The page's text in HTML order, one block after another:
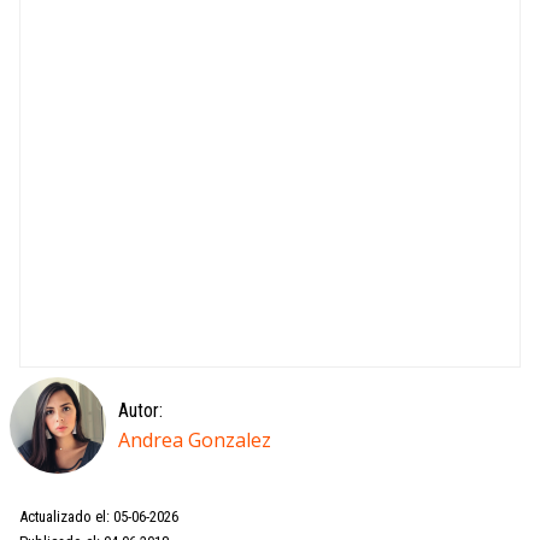
Autor:
Andrea Gonzalez
Actualizado el: 05-06-2026